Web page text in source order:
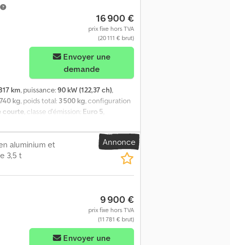
(intérieur) : 5 mm ; profondeur des
utile : 1 260 kg PTAC : 3 500 kg16 900 €
prix fixe hors TVA
(20 111 € brut)
demande
km, puissance:90 kW (122,37 ch),
kg, poids total: 3 500 kg, configuration
courte, classe d'émission: Euro 5,
: 08.10.2013 + Poids à vide : 2 740 kg ;
+ Climatisation + Caméra de recul +
à ordures : + Provence Benne (Faun) +
Véhicule communal, 1ʳᵉ main
! Sous réserve d’erreurs ou de
Annonce
aluminium et
3,5 t
9 900 €
prix fixe hors TVA
(11 781 € brut)